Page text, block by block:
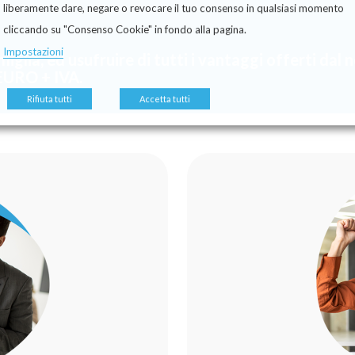
ed usufruire di tutti i vantaggi offerti dal
+ IVA.
liberamente dare, negare o revocare il tuo consenso in qualsiasi momento
cliccando su "Consenso Cookie" in fondo alla pagina.
Impostazioni
Rifiuta tutti Accetta tutti